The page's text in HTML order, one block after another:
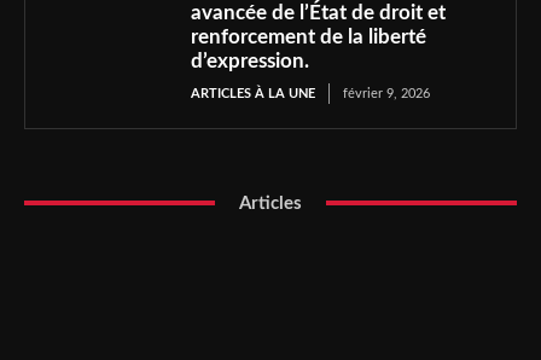
avancée de l’État de droit et
renforcement de la liberté
d’expression.
ARTICLES À LA UNE février 9, 2026
Articles